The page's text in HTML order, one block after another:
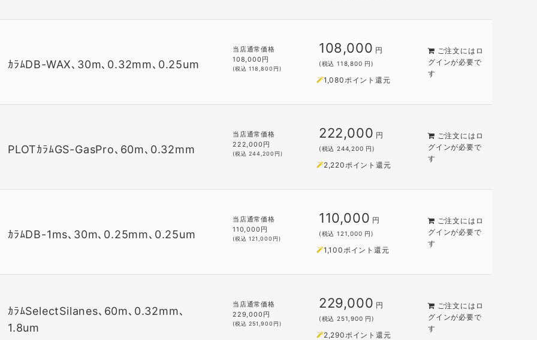
ｶﾗﾑDB-WAX､30m､0.32mm､0.25um
当店通常価格
108,000 円
(税込118,800 円)
108,000 円
(税込 118,800 円)
1,080ポイント還元
ご注文には ロ
グインが必要で
す
PLOTｶﾗﾑGS-GasPro､60m､0.32mm
当店通常価格
222,000 円
(税込 244,200 円)
222,000 円
(税込 244,200 円)
2,220ポイント還元
ご注文には ロ
グインが必要で
す
ｶﾗﾑDB-1ms､30m､0.25mm､0.25um
当店通常価格
110,000 円
(税込121,000 円)
110,000 円
(税込 121,000 円)
1,100ポイント還元
ご注文には ロ
グインが必要で
す
ｶﾗﾑSelectSilanes､60m､0.32mm､
1.8um
当店通常価格
229,000 円
(税込 251,900 円)
229,000 円
(税込 251,900 円)
2,290ポイント還元
ご注文には ロ
グインが必要で
す